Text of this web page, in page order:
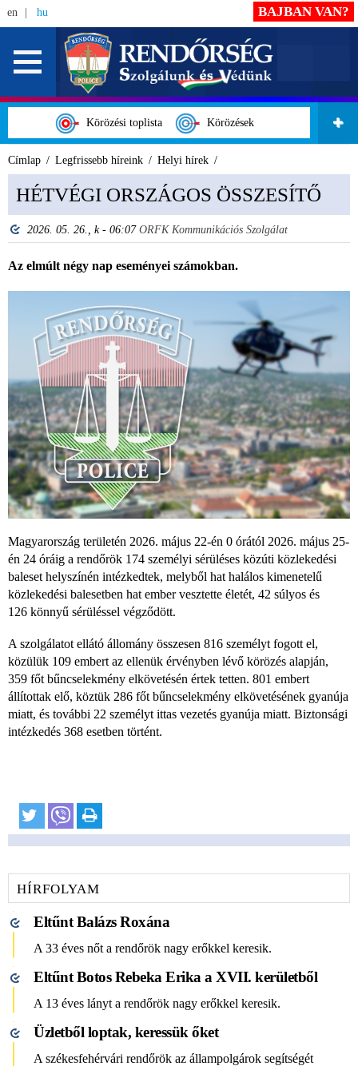
en hu
Körözési toplista Körözések
BAJBAN VAN?
Címlap Legfrissebb híreink Helyi hírek
HÉTVÉGI ORSZÁGOS ÖSSZESÍTŐ
2026. 05. 26., k - 06:07 ORFK Kommunikációs Szolgálat
Az elmúlt négy nap eseményei számokban.
Magyarország területén 2026. május 22-én 0 órától 2026. május 25-
én 24 óráig a rendőrök 174 személyi sérüléses közúti közlekedési
baleset helyszínén intézkedtek, melyből hat halálos kimenetelű
közlekedési balesetben hat ember vesztette életét, 42 súlyos és
126 könnyű sérüléssel végződött.
A szolgálatot ellátó állomány összesen 816 személyt fogott el,
közülük 109 embert az ellenük érvényben lévő körözés alapján,
359 főt bűncselekmény elkövetésén értek tetten. 801 embert
állítottak elő, köztük 286 főt bűncselekmény elkövetésének gyanúja
miatt, és további 22 személyt ittas vezetés gyanúja miatt. Biztonsági
intézkedés 368 esetben történt.
HÍRFOLYAM
Eltűnt Balázs Roxána
A 33 éves nőt a rendőrök nagy erőkkel keresik.
Eltűnt Botos Rebeka Erika a XVII. kerületből
A 13 éves lányt a rendőrök nagy erőkkel keresik.
Üzletből loptak, keressük őket
A székesfehérvári rendőrök az állampolgárok segítségét